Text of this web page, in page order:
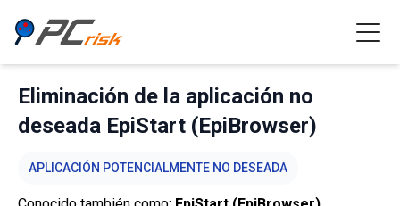
Eliminación de la aplicación no
deseada EpiStart (EpiBrowser)
APLICACIÓN POTENCIALMENTE NO DESEADA